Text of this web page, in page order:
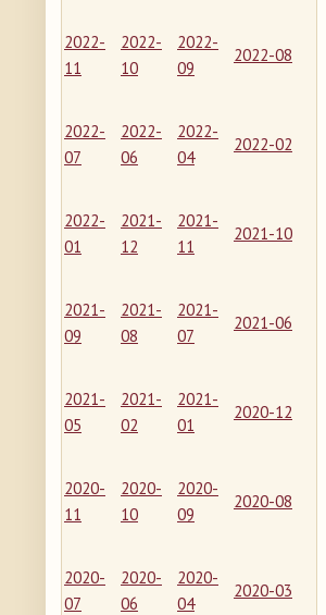
2022-
11
2022-
10
2022-
09
2022-08
2022-
07
2022-
06
2022-
04
2022-02
2022-
01
2021-
12
2021-
11
2021-10
2021-
09
2021-
08
2021-
07
2021-06
2021-
05
2021-
02
2021-
01
2020-12
2020-
11
2020-
10
2020-
09
2020-08
2020-
07
2020-
06
2020-
04
2020-03